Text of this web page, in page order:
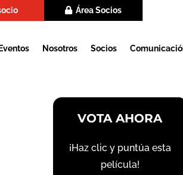
Área Socios
Nosotros Socios
VOTA AHORA
¡Haz clic y puntúa esta
película!